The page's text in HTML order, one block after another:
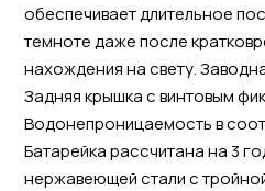
обеспечивает длительное
темноте даже после
нахождения на свету.
Задняя крышка с винтовым
Водонепроницаемость в
Батарейка рассчитана на 3
нержавеющей стали с